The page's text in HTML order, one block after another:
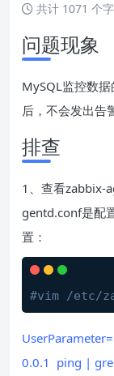
共计 1071 个
问题现象
MySQL监控数
后，不会发出告
排查
1、查看zabbix-
gentd.conf是配
置：
#vim /etc/
0.0.1 ping |